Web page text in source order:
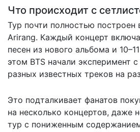
Что происходит с
Тур почти полностью построен
Arirang. Каждый концерт
песен из нового альбома и
этом BTS начали эксперимент
разных известных треков на
Это подталкивает фанатов
на несколько концертов, даже
тур с пониженным